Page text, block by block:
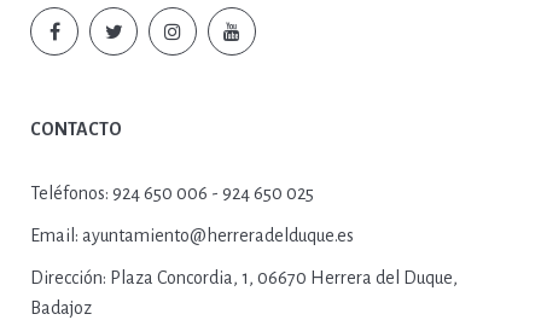
CONTACTO
Teléfonos: 924 650 006 - 924 650 025
Email: ayuntamiento@herreradelduque.es
Dirección: Plaza Concordia, 1, 06670 Herrera del Duque,
Badajoz